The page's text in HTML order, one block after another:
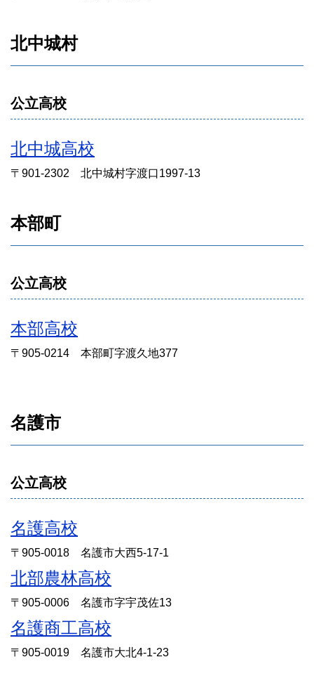
北中城村
公立高校
北中城高校
〒901-2302 北中城村字渡口1997-13
本部町
公立高校
本部高校
〒905-0214 本部町字渡久地377
名護市
公立高校
名護高校
〒905-0018 名護市大西5-17-1
北部農林高校
〒905-0006 名護市字宇茂佐13
名護商工高校
〒905-0019 名護市大北4-1-23